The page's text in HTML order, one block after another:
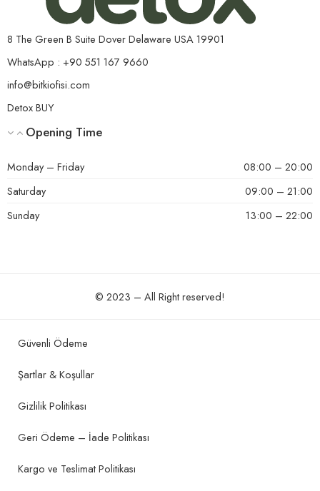
8 The Green B Suite Dover Delaware USA 19901
WhatsApp : +90 551 167 9660
info@bitkiofisi.com
Detox BUY
Opening Time
Monday – Friday
08:00 – 20:00
Saturday
09:00 – 21:00
Sunday
13:00 – 22:00
© 2023 – All Right reserved!
Güvenli Ödeme
Şartlar & Koşullar
Gizlilik Politikası
Geri Ödeme – İade Politikası
Kargo ve Teslimat Politikası